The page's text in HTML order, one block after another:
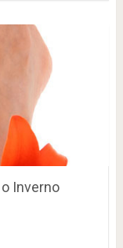
Inverno